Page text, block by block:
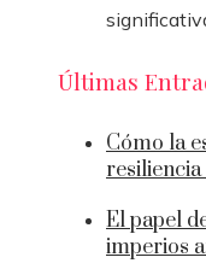
Últimas
Cómo la
El papel
imperios